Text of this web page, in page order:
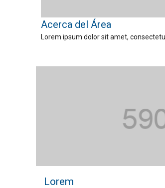
Acerca del Área
Lorem ipsum dolor sit amet,
Lorem